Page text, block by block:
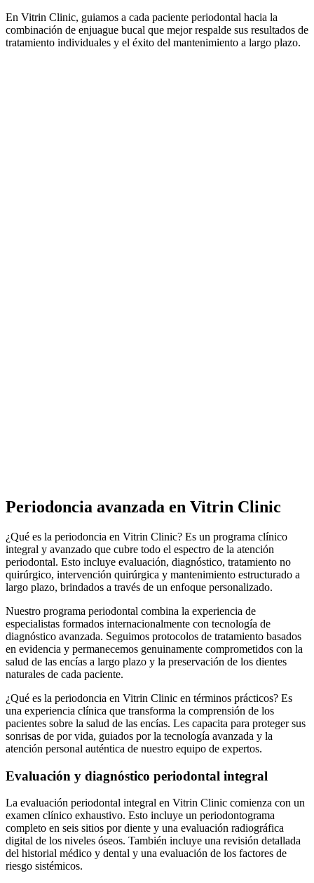
En Vitrin Clinic, guiamos a cada paciente periodontal hacia la
combinación de enjuague bucal que mejor respalde sus resultados de
tratamiento individuales y el éxito del mantenimiento a largo plazo.
Periodoncia avanzada en Vitrin Clinic
¿Qué es la periodoncia en Vitrin Clinic? Es un programa clínico
integral y avanzado que cubre todo el espectro de la atención
periodontal. Esto incluye evaluación, diagnóstico, tratamiento no
quirúrgico, intervención quirúrgica y mantenimiento estructurado a
largo plazo, brindados a través de un enfoque personalizado.
Nuestro programa periodontal combina la experiencia de
especialistas formados internacionalmente con tecnología de
diagnóstico avanzada. Seguimos protocolos de tratamiento basados
en evidencia y permanecemos genuinamente comprometidos con la
salud de las encías a largo plazo y la preservación de los dientes
naturales de cada paciente.
¿Qué es la periodoncia en Vitrin Clinic en términos prácticos? Es
una experiencia clínica que transforma la comprensión de los
pacientes sobre la salud de las encías. Les capacita para proteger sus
sonrisas de por vida, guiados por la tecnología avanzada y la
atención personal auténtica de nuestro equipo de expertos.
Evaluación y diagnóstico periodontal integral
La evaluación periodontal integral en Vitrin Clinic comienza con un
examen clínico exhaustivo. Esto incluye un periodontograma
completo en seis sitios por diente y una evaluación radiográfica
digital de los niveles óseos. También incluye una revisión detallada
del historial médico y dental y una evaluación de los factores de
riesgo sistémicos.